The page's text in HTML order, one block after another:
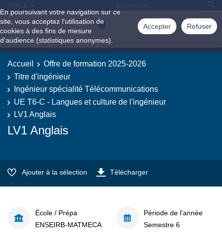
En poursuivant votre navigation sur ce
site, vous acceptez l'utilisation de
cookies à des fins de mesure
d'audience (statistiques anonymes).
Accepter Refuser
Aller à
Accueil
Offre de formation 2025-2026
Titre d'ingénieur
Ingénieur spécialité Télécommunications
UE T6-C - Langues et culture de l'ingénieur
LV1 Anglais
LV1 Anglais
Ajouter à la sélection Télécharger
École / Prépa
ENSEIRB-MATMECA
Période de l'année
Semestre 6